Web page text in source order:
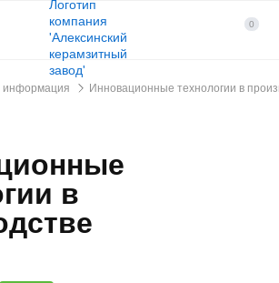
0
информация Инновационные технологии в
в